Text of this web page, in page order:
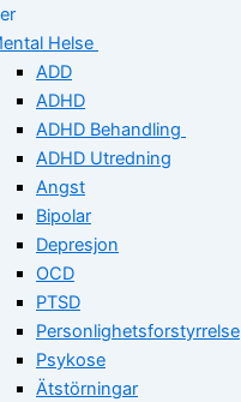
Helse
ADD
ADHD
ADHD Behandling
ADHD Utredning
Angst
Bipolar
Depresjon
OCD
PTSD
Personlighetsforstyrrelse
Psykose
Ätstörningar